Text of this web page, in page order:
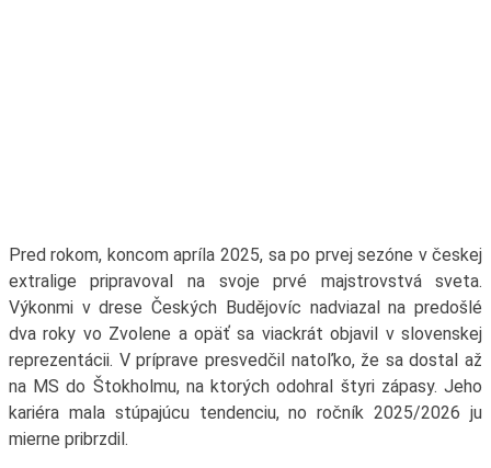
Pred rokom, koncom apríla 2025, sa po prvej sezóne v českej
extralige pripravoval na svoje prvé majstrovstvá sveta.
Výkonmi v drese Českých Budějovíc nadviazal na predošlé
dva roky vo Zvolene a opäť sa viackrát objavil v slovenskej
reprezentácii. V príprave presvedčil natoľko, že sa dostal až
na MS do Štokholmu, na ktorých odohral štyri zápasy. Jeho
kariéra mala stúpajúcu tendenciu, no ročník 2025/2026 ju
mierne pribrzdil.